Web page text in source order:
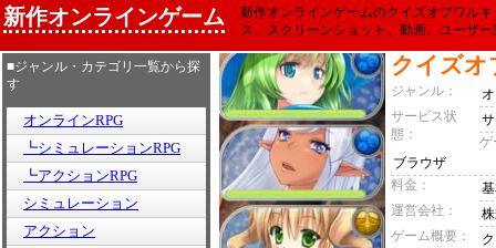
新作オンラインゲーム
新作オンラインゲームのクイズオブワル
ス、スクリーンショット、動画、ユーザ
■ジャンル・カテゴリ一覧から探
す
オンラインRPG
┗シミュレーションRPG
┗アクションRPG
シミュレーション
アクション
クイズオ
ジャンル：
サービス状
態：
ゲ
ブラウザ
料金：
運営会社：
ゲーム概要：